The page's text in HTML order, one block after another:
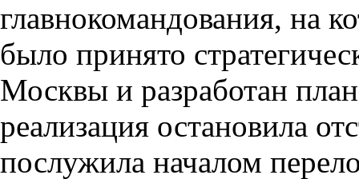
главнокомандования, на
было принято
Москвы и разработан
реализация остановила
послужила началом